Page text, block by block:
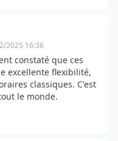
2025 16:36
constaté que ces
excellente flexibilité,
classiques. C'est
le monde.